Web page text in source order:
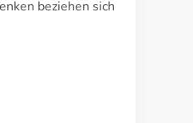
beziehen sich